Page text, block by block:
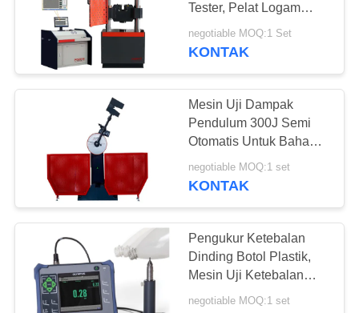
Peel Kekuatan
Tester
Uji lingkungan
Chamber
Tester, Pelat Logam
Beton Silinder Peralatan
Pengujian Kompresi
negotiable MOQ:1 Set
KONTAK
Mesin Uji Dampak
Pendulum 300J Semi
Otomatis Untuk Bahan
Logam
negotiable MOQ:1 set
KONTAK
Pengukur Ketebalan
Dinding Botol Plastik,
Mesin Uji Ketebalan
Bahan Kontainer 8600
negotiable MOQ:1 set